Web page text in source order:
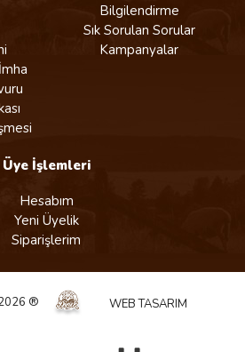
Bilgilendirme
Sık Sorulan Sorular
Kampanyalar
Üye İşlemleri
Hesabım
Yeni Üyelik
Siparişlerim
2026 ® WEB TASARIM